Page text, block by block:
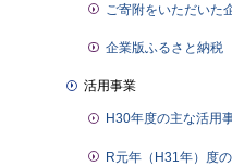
ご寄附をいただいた
企業版ふるさと納税
活用事業
H30年度の主な活用
R元年（H31年）度